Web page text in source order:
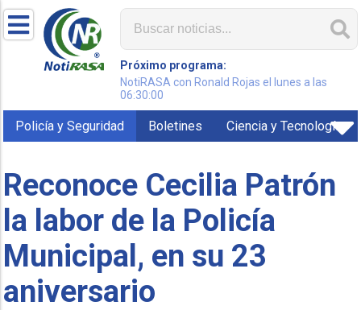
Próximo programa:
NotiRASA con Ronald Rojas el lunes a las
06:30:00
Policía y Seguridad Boletines Ciencia y Tecnología
Reconoce Cecilia Patrón
la labor de la Policía
Municipal, en su 23
aniversario